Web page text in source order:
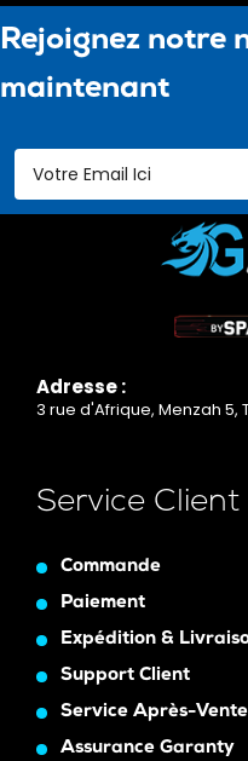
Rejoignez notre
maintenant
Adresse :
3 rue d'Afrique, Menzah 5,
Service Client
Commande
Paiement
Expédition &
Support Client
Service Après-Vente
Assurance Garanty